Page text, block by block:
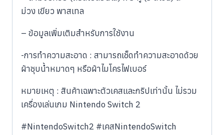
ม่วง เขียว พาสเทล
– ข้อมูลเพิ่มเติมสำหรับการใช้งาน
-การทำความสะอาด : สามารถเช็ดทำความสะอาดด้วย
ผ้าชุบน้ำหมาดๆ หรือผ้าไมโครไฟเบอร์
หมายเหตุ : สินค้าเฉพาะตัวเคสและกริปเท่านั้น ไม่รวม
เครื่องเล่นเกม Nintendo Switch 2
#NintendoSwitch2 #เคสNintendoSwitch